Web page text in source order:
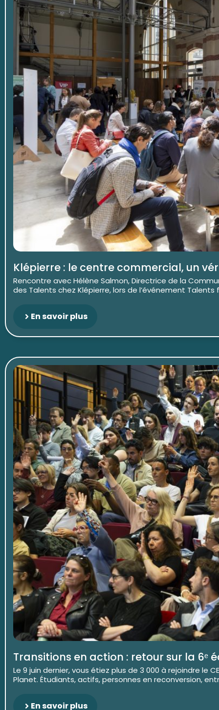
Klépierre : le centre commercial, un
Rencontre avec Hélène Salmon, Directrice de la
des Talents chez Klépierre, lors de l’événement Talents
En savoir plus
Transitions en action : retour sur la 6ᵉ
Le 9 juin dernier, vous étiez plus de 3 000 à rejoindre le
Planet. Étudiants, actifs, personnes en reconversion,
En savoir plus